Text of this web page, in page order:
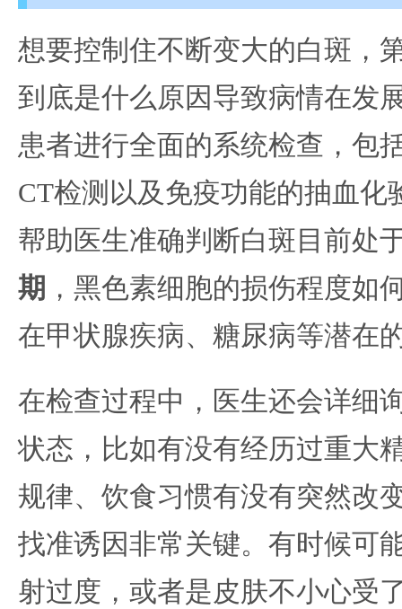
想要控制住不断变大的白斑，
到底是什么原因导致病情在发
患者进行全面的系统检查，包
CT检测以及免疫功能的抽血化
帮助医生准确判断白斑目前处
期 ，黑色素细胞的损伤程度如
在甲状腺疾病、糖尿病等潜在
在检查过程中，医生还会详细
状态，比如有没有经历过重大
规律、饮食习惯有没有突然改
找准诱因非常关键。有时候可
射过度，或者是皮肤不小心受